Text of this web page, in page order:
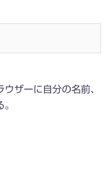
ザーに自分の名前、